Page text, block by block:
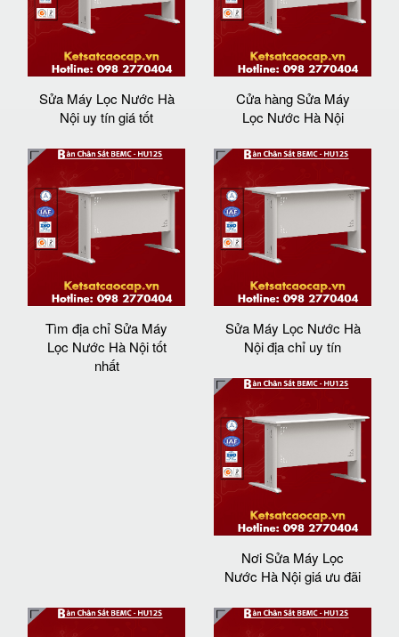
Sửa Máy Lọc Nước Hà
Nội uy tín giá tốt
Cửa hàng Sửa Máy
Lọc Nước Hà Nội
Tìm địa chỉ Sửa Máy
Lọc Nước Hà Nội tốt
nhất
Sửa Máy Lọc Nước Hà
Nội địa chỉ uy tín
Nơi Sửa Máy Lọc
Nước Hà Nội giá ưu đãi